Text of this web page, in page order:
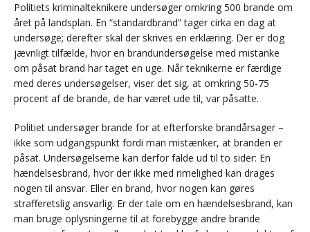
Politiets kriminalteknikere undersøger omkring 500 brande om
året på landsplan. En “standardbrand” tager cirka en dag at
undersøge; derefter skal der skrives en erklæring. Der er dog
jævnligt tilfælde, hvor en brandundersøgelse med mistanke
om påsat brand har taget en uge. Når teknikerne er færdige
med deres undersøgelser, viser det sig, at omkring 50-75
procent af de brande, de har været ude til, var påsatte.
Politiet undersøger brande for at efterforske brandårsager –
ikke som udgangspunkt fordi man mistænker, at branden er
påsat. Undersøgelserne kan derfor falde ud til to sider: En
hændelsesbrand, hvor der ikke med rimelighed kan drages
nogen til ansvar. Eller en brand, hvor nogen kan gøres
strafferetslig ansvarlig. Er der tale om en hændelsesbrand, kan
man bruge oplysningerne til at forebygge andre brande